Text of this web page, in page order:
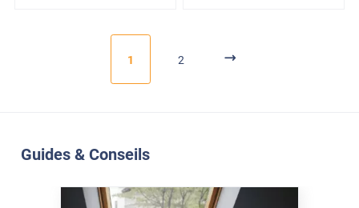
1 2
Guides & Conseils